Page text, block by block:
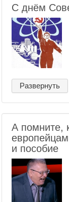
С днём
Развернуть
А помните,
и пособие